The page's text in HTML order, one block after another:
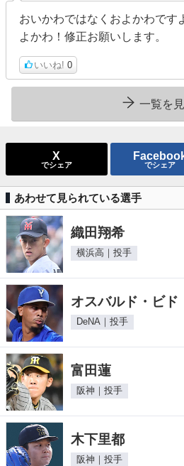
おいかわではなくおよかわです
よかわ！修正お願いします。
いいね! 0
一覧を
X
でシェア でシェア
あわせて見られている選手
織田翔希
横浜高｜投手
オスバルド・ビド
DeNA｜投手
富田蓮
阪神｜投手
木下里都
阪神｜投手